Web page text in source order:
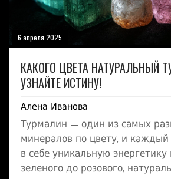
6 апреля 2025
КАКОГО ЦВЕТА НАТУРАЛЬНЫЙ
УЗНАЙТЕ ИСТИНУ!
Алена Иванова
Турмалин — один из самых
минералов по цвету, и каждый
в себе уникальную
зеленого до розового,